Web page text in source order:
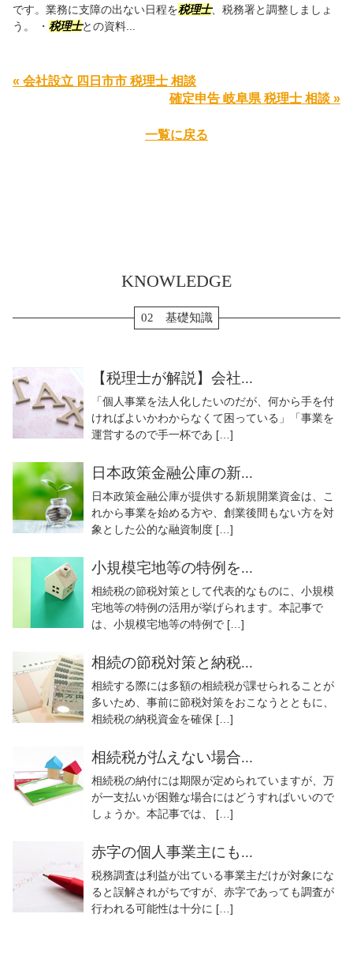
です。業務に支障の出ない日程を税理士、税務署と調整しましょ
う。 ・ 税理士との資料...
« 会社設立 四日市市 税理士 相談
確定申告 岐阜県 税理士 相談 »
一覧に戻る
KNOWLEDGE
02 基礎知識
【税理士が解説】会社...
「個人事業を法人化したいのだが、何から手を付
ければよいかわからなくて困っている」「事業を
運営するので手一杯であ […]
日本政策金融公庫の新...
日本政策金融公庫が提供する新規開業資金は、こ
れから事業を始める方や、創業後間もない方を対
象とした公的な融資制度 […]
小規模宅地等の特例を...
相続税の節税対策として代表的なものに、小規模
宅地等の特例の活用が挙げられます。本記事で
は、小規模宅地等の特例で […]
相続の節税対策と納税...
相続する際には多額の相続税が課せられることが
多いため、事前に節税対策をおこなうとともに、
相続税の納税資金を確保 […]
相続税が払えない場合...
相続税の納付には期限が定められていますが、万
が一支払いが困難な場合にはどうすればいいので
しょうか。本記事では、 […]
赤字の個人事業主にも...
税務調査は利益が出ている事業主だけが対象にな
ると誤解されがちですが、赤字であっても調査が
行われる可能性は十分に […]